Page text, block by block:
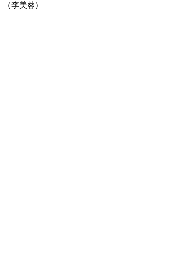
（李美蓉）